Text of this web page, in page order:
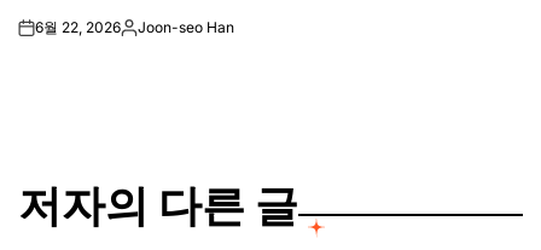
on6월 22, 2026Posted
Joon-seo Han
저자의 다른 글